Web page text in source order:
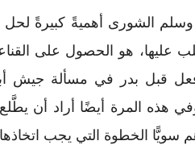
الشورى أهميةً كبيرةً لحل
عليها، هو الحصول على
قبل بدر في مسألة جيش
هذه المرة أيضًا أراد أن
سويًّا الخطوة التي يجب